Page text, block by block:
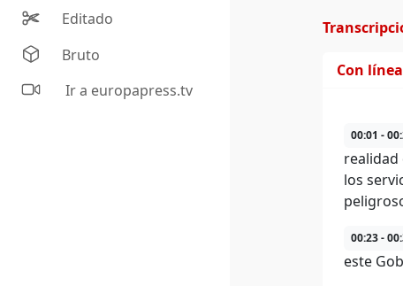
Editado
Bruto
Ir a europapress.tv
Con
00:01 -
realidad
los
00:23 -
este